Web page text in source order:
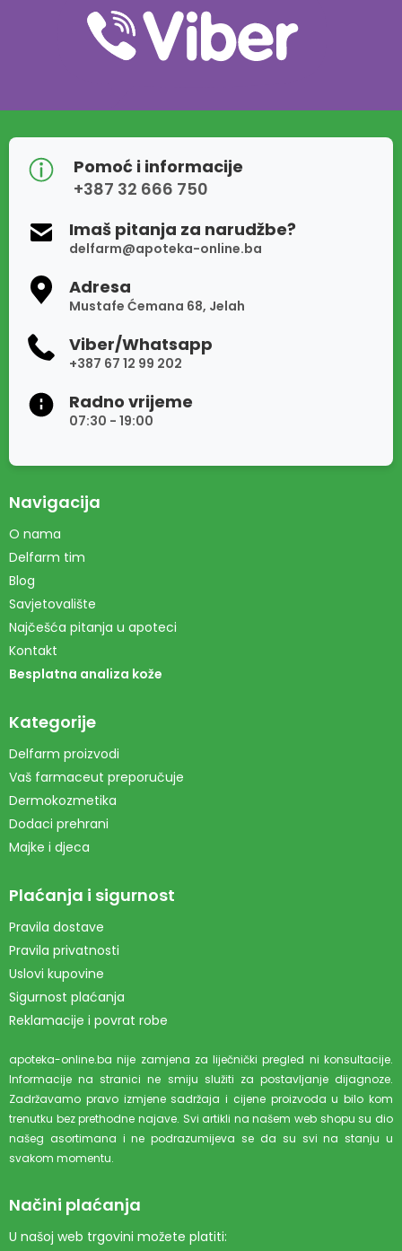
Pomoć i informacije
+387 32 666 750
Imaš pitanja za narudžbe?
delfarm@apoteka-online.ba
Adresa
Mustafe Ćemana 68, Jelah
Viber/Whatsapp
+387 67 12 99 202
Radno vrijeme
07:30 - 19:00
Navigacija
O nama
Delfarm tim
Blog
Savjetovalište
Najčešća pitanja u apoteci
Kontakt
Besplatna analiza kože
Kategorije
Delfarm proizvodi
Vaš farmaceut preporučuje
Dermokozmetika
Dodaci prehrani
Majke i djeca
Plaćanja i sigurnost
Pravila dostave
Pravila privatnosti
Uslovi kupovine
Sigurnost plaćanja
Reklamacije i povrat robe
apoteka-online.ba nije zamjena za liječnički pregled ni konsultacije.
Informacije na stranici ne smiju služiti za postavljanje dijagnoze.
Zadržavamo pravo izmjene sadržaja i cijene proizvoda u bilo kom
trenutku bez prethodne najave. Svi artikli na našem web shopu su dio
našeg asortimana i ne podrazumijeva se da su svi na stanju u
svakom momentu.
Načini plaćanja
U našoj web trgovini možete platiti: